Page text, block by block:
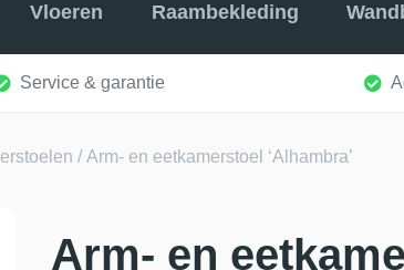
Vloeren Raambekleding
Service & garantie
/ Arm- en eetkamerstoel ‘Alhambra’
Arm- en